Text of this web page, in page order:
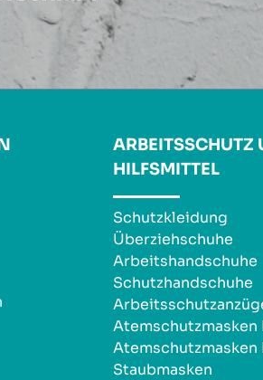
ARBEITSSCHUTZ
HILFSMITTEL
Schutzkleidung
Überziehschuhe
Arbeitshandschuhe
Schutzhandschuhe
Atemschutzmasken
Atemschutzmasken
Staubmasken